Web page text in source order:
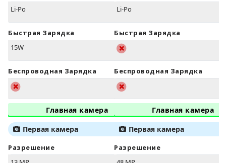
Li-Po
Быстрая Зарядка
15W
Беспроводная Зарядка
Главная камера
Первая камера
Разрешение
Li-Po
Быстрая Зарядка
Беспроводная Зарядка
Главная камера
Первая камера
Разрешение